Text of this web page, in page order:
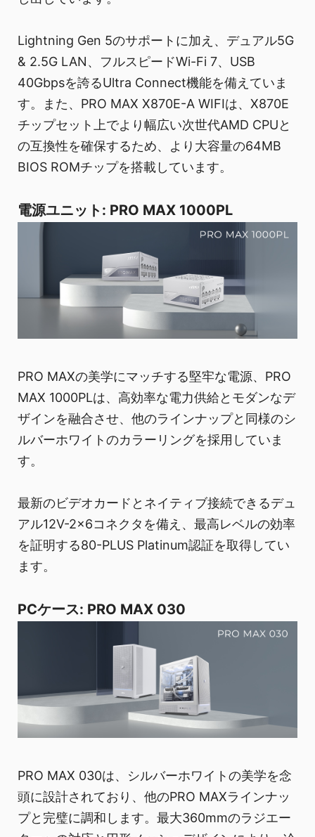
Lightning Gen 5のサポートに加え、デュアル5G
& 2.5G LAN、フルスピードWi-Fi 7、USB
40Gbpsを誇るUltra Connect機能を備えていま
す。また、PRO MAX X870E-A WIFIは、X870E
チップセット上でより幅広い次世代AMD CPUと
の互換性を確保するため、より大容量の64MB
BIOS ROMチップを搭載しています。
電源ユニット: PRO MAX 1000PL
PRO MAXの美学にマッチする堅牢な電源、PRO
MAX 1000PLは、高効率な電力供給とモダンなデ
ザインを融合させ、他のラインナップと同様のシ
ルバーホワイトのカラーリングを採用していま
す。
最新のビデオカードとネイティブ接続できるデュ
アル12V-2x6コネクタを備え、最高レベルの効率
を証明する80-PLUS Platinum認証を取得してい
ます。
PCケース: PRO MAX 030
PRO MAX 030は、シルバーホワイトの美学を念
頭に設計されており、他のPRO MAXラインナッ
プと完璧に調和します。最大360mmのラジエー